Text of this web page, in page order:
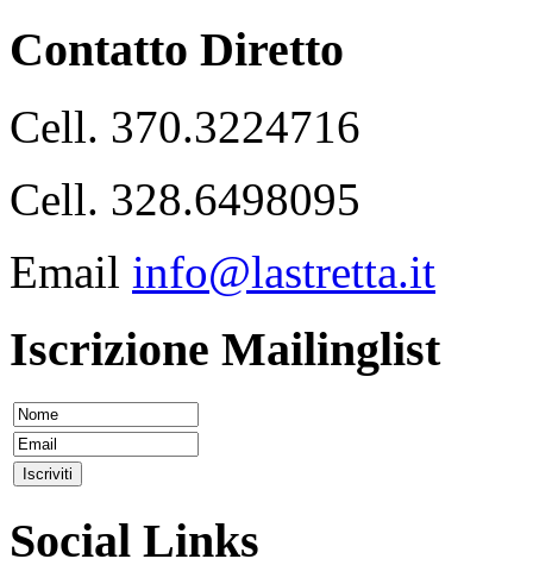
Contatto Diretto
Cell. 370.3224716
Cell. 328.6498095
Email info@lastretta.it
Iscrizione Mailinglist
Social Links